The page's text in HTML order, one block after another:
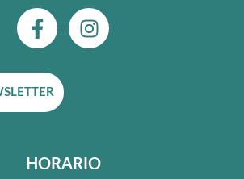
F
a
e
b
o
k
I
n
a
HORARIO